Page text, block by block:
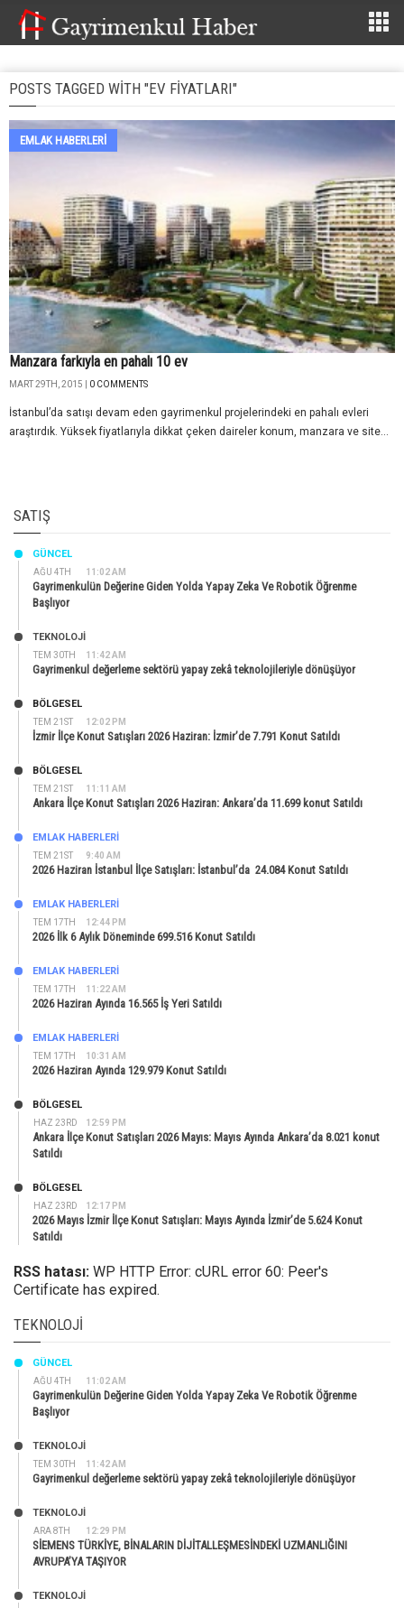
POSTS TAGGED WITH "EV FİYATLARI"
EMLAK HABERLERI
Manzara farkıyla en pahalı 10 ev
MART 29TH, 2015 | 0 COMMENTS
İstanbul’da satışı devam eden gayrimenkul projelerindeki en pahalı evleri
araştırdık. Yüksek fiyatlarıyla dikkat çeken daireler konum, manzara ve site...
SATIŞ
AĞU 4TH 11:02 AM
GÜNCEL
Gayrimenkulün Değerine Giden Yolda Yapay Zeka Ve Robotik Öğrenme
Başlıyor
TEM 30TH 11:42 AM
TEKNOLOJİ
Gayrimenkul değerleme sektörü yapay zekâ teknolojileriyle dönüşüyor
TEM 21ST 12:02 PM
BÖLGESEL
İzmir İlçe Konut Satışları 2026 Haziran: İzmir’de 7.791 Konut Satıldı
TEM 21ST 11:11 AM
BÖLGESEL
Ankara İlçe Konut Satışları 2026 Haziran: Ankara’da 11.699 konut Satıldı
TEM 21ST 9:40 AM
EMLAK HABERLERI
2026 Haziran İstanbul İlçe Satışları: İstanbul’da 24.084 Konut Satıldı
TEM 17TH 12:44 PM
EMLAK HABERLERI
2026 İlk 6 Aylık Döneminde 699.516 Konut Satıldı
TEM 17TH 11:22 AM
EMLAK HABERLERI
2026 Haziran Ayında 16.565 İş Yeri Satıldı
TEM 17TH 10:31 AM
EMLAK HABERLERI
2026 Haziran Ayında 129.979 Konut Satıldı
HAZ 23RD 12:59 PM
BÖLGESEL
Ankara İlçe Konut Satışları 2026 Mayıs: Mayıs Ayında Ankara’da 8.021 konut
Satıldı
HAZ 23RD 12:17 PM
BÖLGESEL
2026 Mayıs İzmir İlçe Konut Satışları: Mayıs Ayında İzmir’de 5.624 Konut
Satıldı
RSS hatası: WP HTTP Error: cURL error 60: Peer's
Certificate has expired.
TEKNOLOJI
AĞU 4TH 11:02 AM
GÜNCEL
Gayrimenkulün Değerine Giden Yolda Yapay Zeka Ve Robotik Öğrenme
Başlıyor
TEM 30TH 11:42 AM
TEKNOLOJİ
Gayrimenkul değerleme sektörü yapay zekâ teknolojileriyle dönüşüyor
ARA 8TH 12:29 PM
TEKNOLOJİ
SİEMENS TÜRKİYE, BİNALARIN DİJİTALLEŞMESİNDEKİ UZMANLIĞINI
AVRUPA’YA TAŞIYOR
TEKNOLOJİ